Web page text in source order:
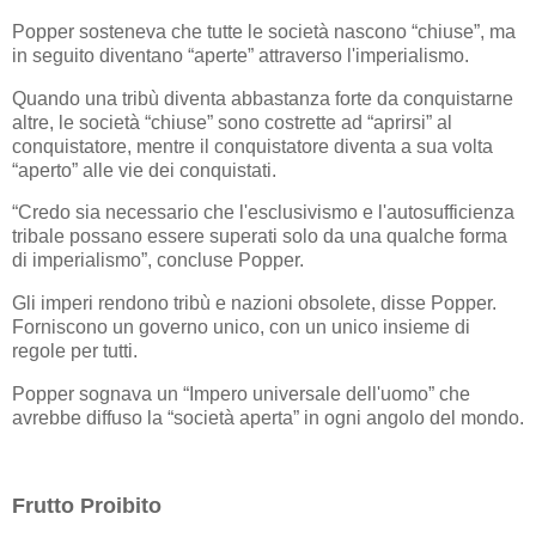
Popper sosteneva che tutte le società nascono “chiuse”, ma
in seguito diventano “aperte” attraverso l'imperialismo.
Quando una tribù diventa abbastanza forte da conquistarne
altre, le società “chiuse” sono costrette ad “aprirsi” al
conquistatore, mentre il conquistatore diventa a sua volta
“aperto” alle vie dei conquistati.
“Credo sia necessario che l'esclusivismo e l'autosufficienza
tribale possano essere superati solo da una qualche forma
di imperialismo”, concluse Popper.
Gli imperi rendono tribù e nazioni obsolete, disse Popper.
Forniscono un governo unico, con un unico insieme di
regole per tutti.
Popper sognava un “Impero universale dell'uomo” che
avrebbe diffuso la “società aperta” in ogni angolo del mondo.
Frutto Proibito